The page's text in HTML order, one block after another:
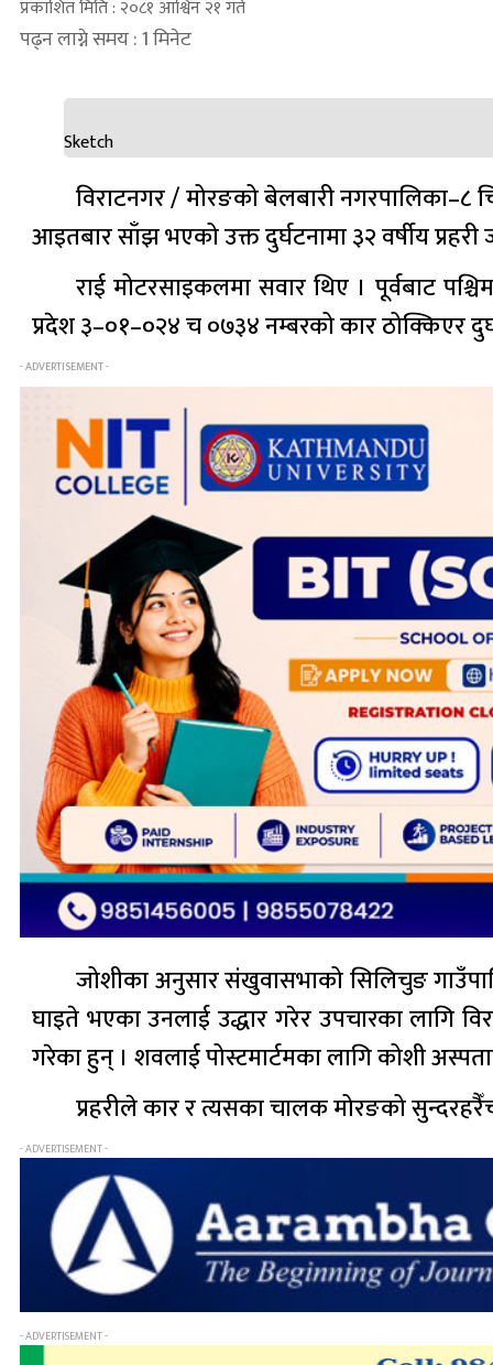
प्रकाशित मिति : २०८१ आश्विन २१ गते
पढ्न लाग्ने समय : 1 मिनेट
Sketch
विराटनगर / मोरङको बेलबारी
आइतबार साँझ भएको उक्त दुर्घटनामा ३२ वर्षीय
राई मोटरसाइकलमा सवार थिए । पूर्वबाट
प्रदेश ३–०१–०२४ च ०७३४ नम्बरको कार ठोक्किएर
- ADVERTISEMENT -
जोशीका अनुसार संखुवासभाको सिलिचुङ
घाइते भएका उनलाई उद्धार गरेर उपचारका लागि
गरेका हुन् । शवलाई पोस्टमार्टमका लागि कोशी
प्रहरीले कार र त्यसका चालक मोरङको
- ADVERTISEMENT -
- ADVERTISEMENT -